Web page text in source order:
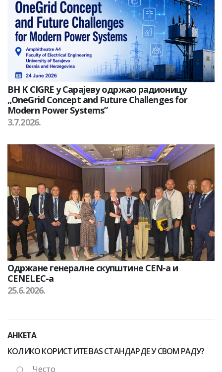
BH K CIGRE у Сарајеву одржао радионицу
„OneGrid Concept and Future Challenges for
Modern Power Systems”
3.7.2026.
Одржане генералне скупштине CEN-а и
CENELEC-а
25.6.2026.
АНКЕТА
КОЛИКО КОРИСТИТЕ BAS СТАНДАРДЕ У СВОМ РАДУ?
Често